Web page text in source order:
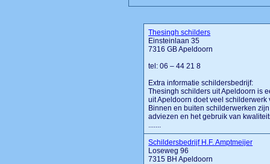
Thesingh schilders
Einsteinlaan 35
7316 GB Apeldoorn
tel: 06 – 44 21 8
Extra informatie schildersbedrijf:
Thesingh schilders uit Apeldoorn is
uit Apeldoorn doet veel
Binnen en buiten schilderwerken
adviezen en het gebruik van
.......
Schildersbedrijf H.F. Amptmeijer
Loseweg 96
7315 BH Apeldoorn